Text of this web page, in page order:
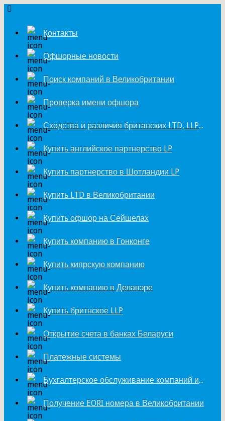
Контакты
Офшорные новости
Поиск компаний в Великобритании
Проверка имени офшора
Сходства и различия британских LTD, LLP и LP
Купить английское партнерство LP
Купить партнерство в Шотландии LP
Купить LTD в Великобритании
Купить офшор на Сейшелах
Купить компанию в Гонконге
Купить кипрскую компанию
Купить компанию в Делавэре
Купить бритнское LLP
Открытие счета в банках Беларуси
Платежные системы
Бухгалтерское обслуживание компаний из Великобритании
Получение EORI номера в Великобритании